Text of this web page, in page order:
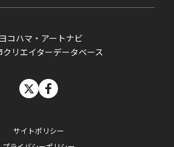
コハマ・アートナビ
クリエイターデータベース
サイトポリシー